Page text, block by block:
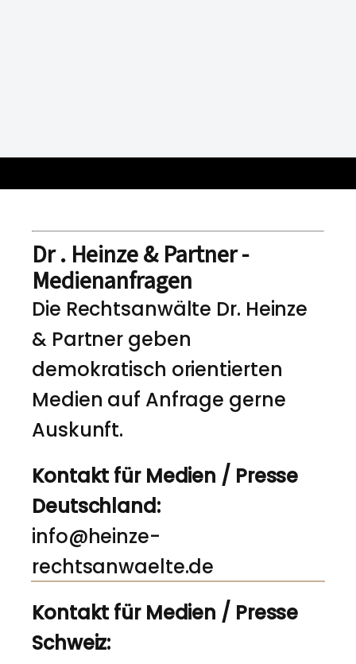
Dr . Heinze & Partner -
Medienanfragen
Die Rechtsanwälte Dr. Heinze
& Partner geben
demokratisch orientierten
Medien auf Anfrage gerne
Auskunft.
Kontakt für Medien / Presse
Deutschland:
info@heinze-
rechtsanwaelte.de
Kontakt für Medien / Presse
Schweiz: